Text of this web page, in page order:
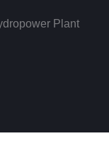
Plant